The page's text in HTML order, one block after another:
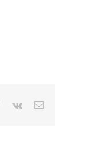
Pinterest
Vk
E-